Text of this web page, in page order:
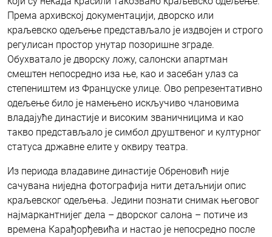
Према архивској документацији, дворско или
краљевско одељење представљало је издвојен и строго
регулисан простор унутар позоришне зграде.
Обухватало је дворску ложу, салонски апартман
смештен непосредно иза ње, као и засебан улаз са
степеништем из Француске улице. Ово репрезентативно
одељење било је намењено искључиво члановима
владајуће династије и високим званичницима и као
такво представљало је симбол друштвеног и културног
статуса државне елите у оквиру театра.
Из периода владавине династије Обреновић није
сачувана ниједна фотографија нити детаљнији опис
краљевског одељења. Једини познати снимак његовог
најмаркантнијег дела – дворског салона – потиче из
времена Карађорђевића и настао је непосредно после